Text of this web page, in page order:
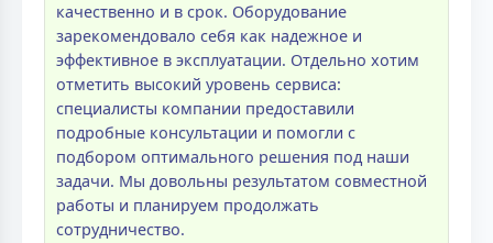
качественно и в срок. Оборудование
зарекомендовало себя как надежное и
эффективное в эксплуатации. Отдельно хотим
отметить высокий уровень сервиса:
специалисты компании предоставили
подробные консультации и помогли с
подбором оптимального решения под наши
задачи. Мы довольны результатом совместной
работы и планируем продолжать
сотрудничество.